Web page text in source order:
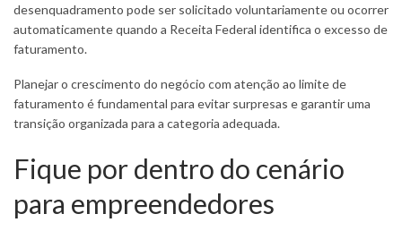
desenquadramento pode ser solicitado voluntariamente ou ocorrer
automaticamente quando a Receita Federal identifica o excesso de
faturamento.
Planejar o crescimento do negócio com atenção ao limite de
faturamento é fundamental para evitar surpresas e garantir uma
transição organizada para a categoria adequada.
Fique por dentro do cenário
para empreendedores